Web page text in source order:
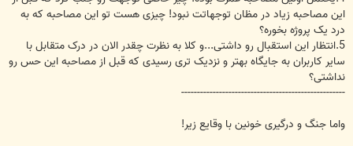
این مصاحبه زیاد در مظان توجهاتت نبود! چیزی هست تو این مصاحبه که به
درد یک پروژه بخوره؟
5.انتظار این استقبال رو داشتی...و کلا به نظرت چقدر الان در درک متقابل با
سایر کاربران به جایگاه بهتر و نزدیک تری رسیدی که قبل از مصاحبه این حس رو
نداشتی؟
----------------------------------------------------
واما جنگ و درگیری خونین با وقایع زیر!